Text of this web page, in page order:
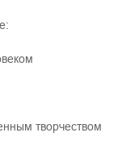
творчеством